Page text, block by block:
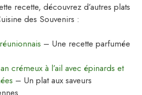
recette, découvrez d’autres plats
des Souvenirs :
– Une recette parfumée
crémeux à l’ail avec épinards et
– Un plat aux saveurs